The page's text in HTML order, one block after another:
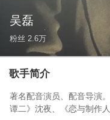
吴磊
粉丝 2.6万
歌手简介
著名配音演员、配音导演
谭二》沈夜、《恋与制作人